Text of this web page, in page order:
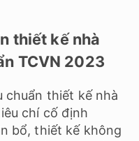
thiết kế nhà
TCVN 2023
chuẩn thiết kế nhà
chí cố định
bổ, thiết kế không